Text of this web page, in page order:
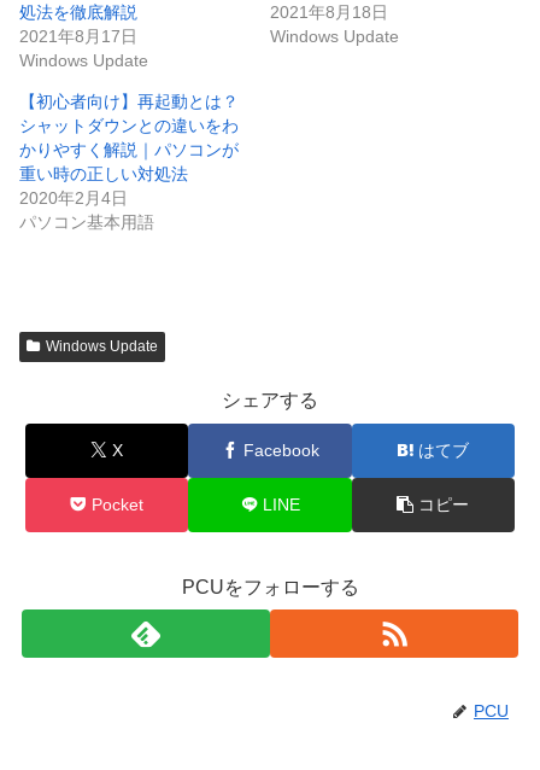
処法を徹底解説
2021年8月17日
Windows Update
2021年8月18日
Windows Update
【初心者向け】再起動とは？
シャットダウンとの違いをわ
かりやすく解説｜パソコンが
重い時の正しい対処法
2020年2月4日
パソコン基本用語
Windows Update
シェアする
X Facebook はてブ
Pocket LINE コピー
PCUをフォローする
PCU